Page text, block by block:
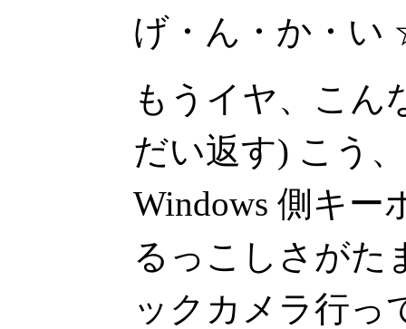
げ・ん・か・い
もうイヤ、こん
だい返す) こう
Windows 側キー
るっこしさがた
ックカメラ行っ